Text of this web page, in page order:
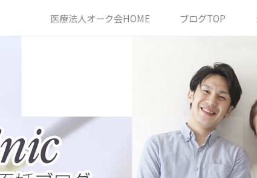
医療法人オーク会HOME ブログTOP